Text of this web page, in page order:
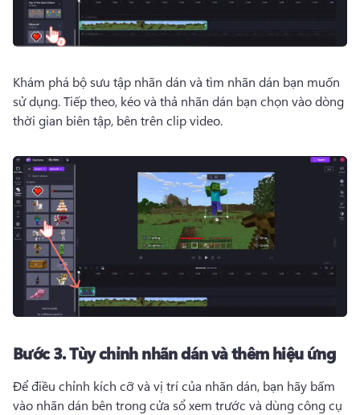
Khám phá bộ sưu tập nhãn dán và tìm nhãn dán bạn muốn
sử dụng. Tiếp theo, kéo và thả nhãn dán bạn chọn vào dòng
thời gian biên tập, bên trên clip video.
Bước 3.Tùy chỉnh nhãn dán và thêm hiệu ứng
Để điều chỉnh kích cỡ và vị trí của nhãn dán, bạn hãy bấm
vào nhãn dán bên trong cửa sổ xem trước và dùng công cụ